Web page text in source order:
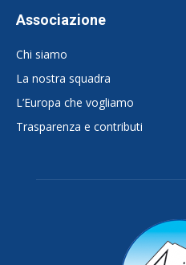
Associazione
Chi siamo
La nostra squadra
L’Europa che vogliamo
Trasparenza e contributi